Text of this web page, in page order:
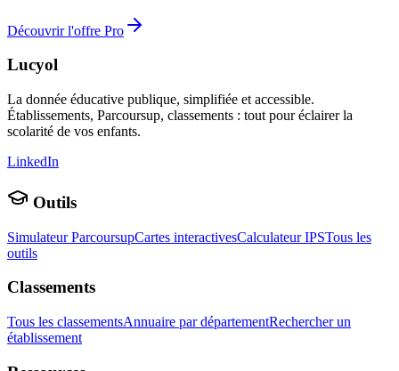
Découvrir l'offre Pro
Lucyol
La donnée éducative publique, simplifiée et accessible.
Établissements, Parcoursup, classements : tout pour éclairer la
scolarité de vos enfants.
LinkedIn
Outils
Simulateur ParcoursupCartes interactivesCalculateur IPSTous les
outils
Classements
Tous les classementsAnnuaire par départementRechercher un
établissement